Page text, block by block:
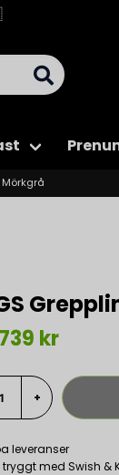
Mörkgrå
739 kr
+
leveranser
med Swish &